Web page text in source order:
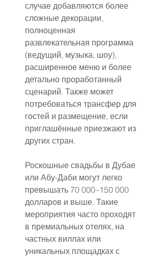
случае добавляются более
сложные декорации,
полноценная
развлекательная программа
(ведущий, музыка, шоу),
расширенное меню и более
детально проработанный
сценарий. Также может
потребоваться трансфер для
гостей и размещение, если
приглашённые приезжают из
других стран.
Роскошные свадьбы в Дубае
или Абу-Даби могут легко
превышать 70 000–150 000
долларов и выше. Такие
мероприятия часто проходят
в премиальных отелях, на
частных виллах или
уникальных площадках с